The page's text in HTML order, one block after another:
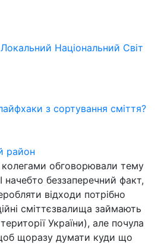
Локальний Національний Світ
з сортування сміття?
район
обговорювали тему
начебто беззаперечний факт,
відходи потрібно
сміттєзвалища займають
України), але почула
щоразу думати куди що